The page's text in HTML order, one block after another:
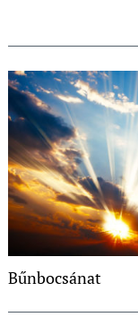
Bűnbocsánat